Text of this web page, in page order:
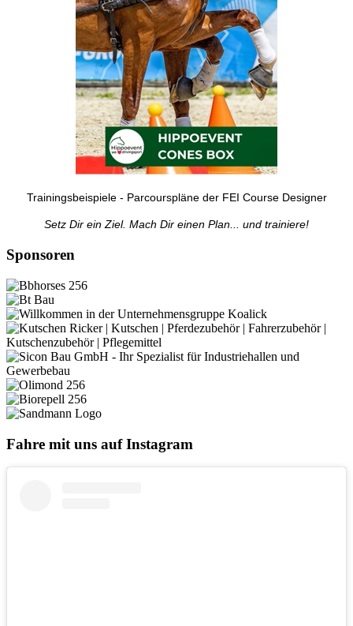
Trainingsbeispiele - Parcourspläne der FEI Course Designer
Setz Dir ein Ziel. Mach Dir einen Plan... und trainiere!
Sponsoren
Fahre mit uns auf Instagram